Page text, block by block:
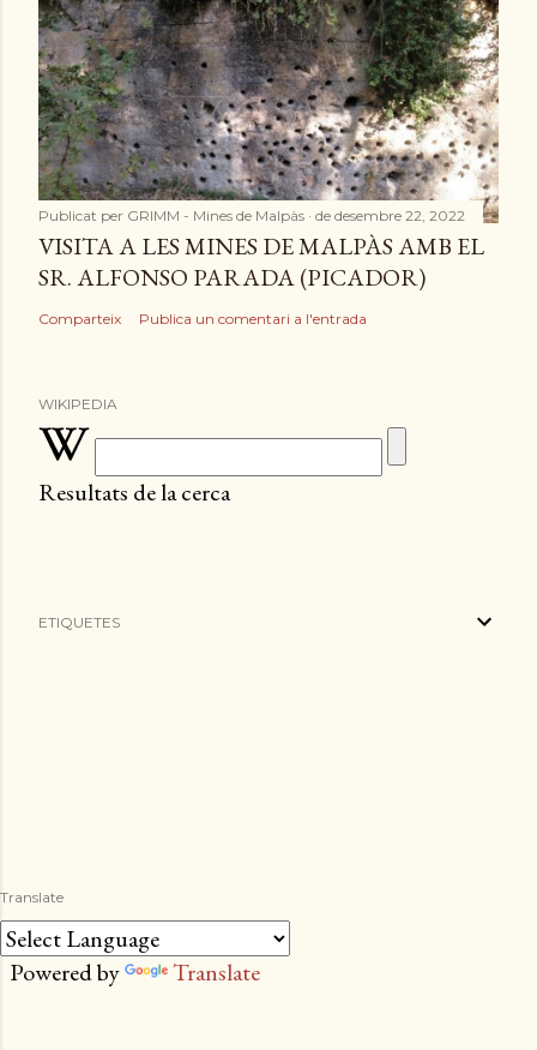
Publicat per GRIMM - Mines de Malpàs de desembre 22, 2022
VISITA A LES MINES DE MALPÀS AMB EL
SR. ALFONSO PARADA (PICADOR)
Comparteix Publica un comentari a l'entrada
WIKIPEDIA
Resultats de la cerca
ETIQUETES
Translate
Powered by Translate